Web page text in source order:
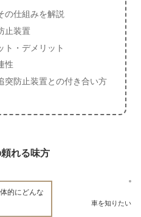
の仕組みを解説
止装置
ト・デメリット
性
突防止装置との付き合い方
れる味方
車を知りたい
的にどんな